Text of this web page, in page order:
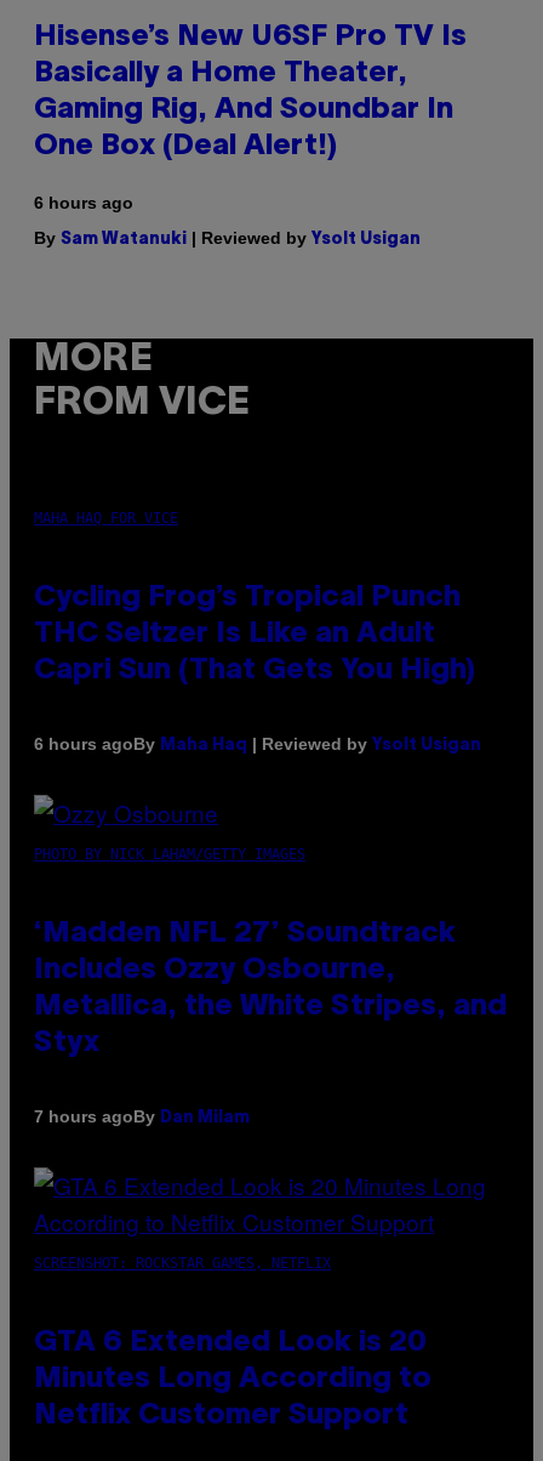
Hisense’s New U6SF Pro TV Is
Basically a Home Theater,
Gaming Rig, And Soundbar In
One Box (Deal Alert!)
6 hours ago
By Sam Watanuki | Reviewed by Ysolt Usigan
MORE
FROM VICE
MAHA HAQ FOR VICE
Cycling Frog’s Tropical Punch
THC Seltzer Is Like an Adult
Capri Sun (That Gets You High)
6 hours agoBy Maha Haq | Reviewed by Ysolt Usigan
PHOTO BY NICK LAHAM/GETTY IMAGES
‘Madden NFL 27’ Soundtrack
Includes Ozzy Osbourne,
Metallica, the White Stripes, and
Styx
7 hours agoBy Dan Milam
SCREENSHOT: ROCKSTAR GAMES, NETFLIX
GTA 6 Extended Look is 20
Minutes Long According to
Netflix Customer Support